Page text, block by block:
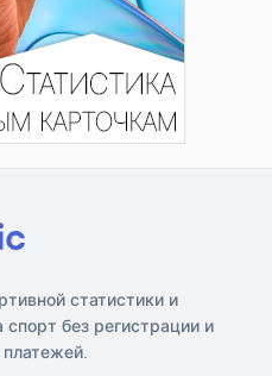
статистики и
без регистрации и